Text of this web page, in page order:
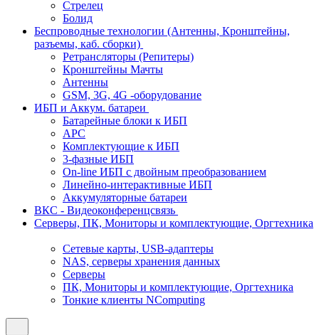
Стрелец
Болид
Беспроводные технологии (Антенны, Кронштейны,
разъемы, каб. сборки)
Ретрансляторы (Репитеры)
Кронштейны Мачты
Антенны
GSM, 3G, 4G -оборудование
ИБП и Аккум. батареи
Батарейные блоки к ИБП
APC
Комплектующие к ИБП
3-фазные ИБП
On-line ИБП с двойным преобразованием
Линейно-интерактивные ИБП
Аккумуляторные батареи
ВКС - Видеоконференцсвязь
Серверы, ПК, Мониторы и комплектующие, Оргтехника
Сетевые карты, USB-адаптеры
NAS, серверы хранения данных
Серверы
ПК, Мониторы и комплектующие, Оргтехника
Тонкие клиенты NComputing